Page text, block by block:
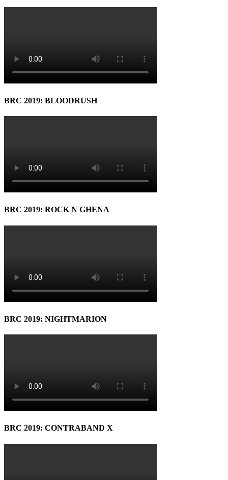
BRC 2019: BLOODRUSH
BRC 2019: ROCK N GHENA
BRC 2019: NIGHTMARION
BRC 2019: CONTRABAND X